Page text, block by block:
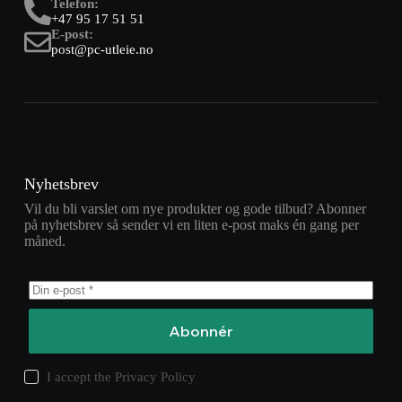
Telefon:
+47 95 17 51 51
E-post:
post@pc-utleie.no
Nyhetsbrev
Vil du bli varslet om nye produkter og gode tilbud? Abonner
på nyhetsbrev så sender vi en liten e-post maks én gang per
måned.
Abonnér
I accept the Privacy Policy